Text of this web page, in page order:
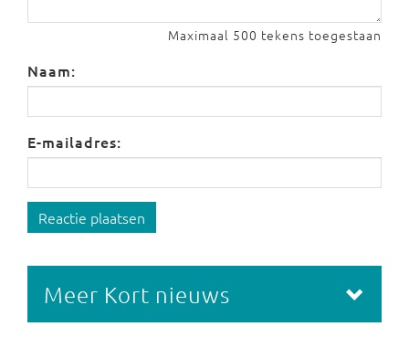
Maximaal 500 tekens toegestaan
Naam:
E-mailadres:
Reactie plaatsen
Meer Kort nieuws